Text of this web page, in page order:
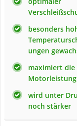
besonders
ungen
maximiert die
Motorleistung
wird unter
noch stärker